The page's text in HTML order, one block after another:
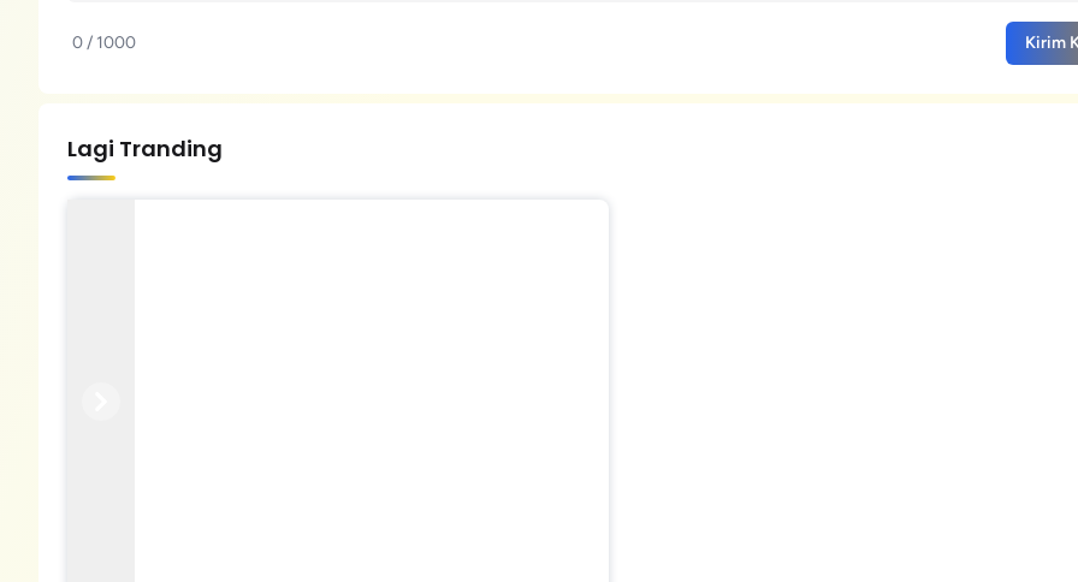
0 / 1000 Kirim
Lagi Tranding